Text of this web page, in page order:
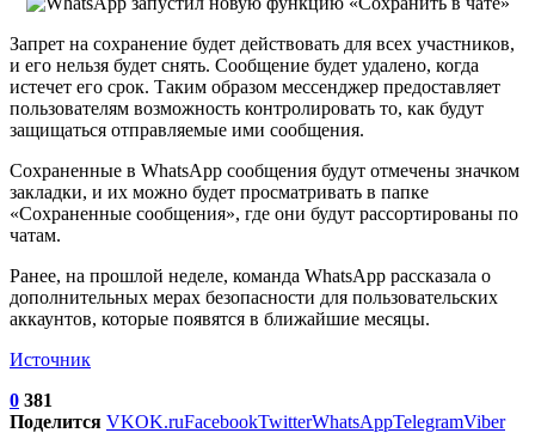
Запрет на сохранение будет действовать для всех участников,
и его нельзя будет снять. Сообщение будет удалено, когда
истечет его срок. Таким образом мессенджер предоставляет
пользователям возможность контролировать то, как будут
защищаться отправляемые ими сообщения.
Сохраненные в WhatsApp сообщения будут отмечены значком
закладки, и их можно будет просматривать в папке
«Сохраненные сообщения», где они будут рассортированы по
чатам.
Ранее, на прошлой неделе, команда WhatsApp рассказала о
дополнительных мерах безопасности для пользовательских
аккаунтов, которые появятся в ближайшие месяцы.
Источник
0 381
Поделится VKOK.ruFacebookTwitterWhatsAppTelegramViber